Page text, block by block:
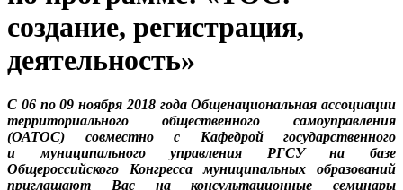
создание, регистрация,
деятельность»
С 06 по 09 ноября 2018 года Общенациональная ассоциации
территориального общественного самоуправления
(ОАТОС) совместно с Кафедрой государственного
и муниципального управления РГСУ на базе
Общероссийского Конгресса муниципальных образований
приглашают Вас на консультационные семинары